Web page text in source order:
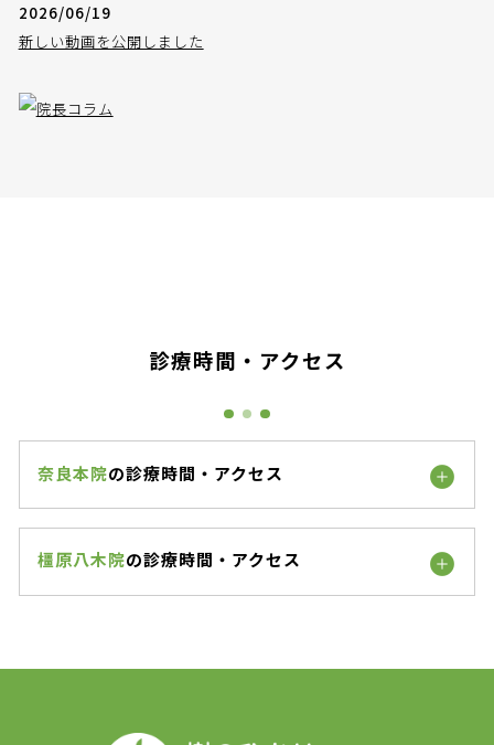
2026/06/19
新しい動画を公開しました
診療時間・アクセス
奈良本院の診療時間・アクセス
橿原八木院の診療時間・アクセス